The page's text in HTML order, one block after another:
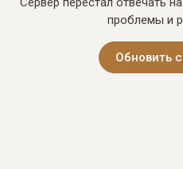
проблемы и
Обновить